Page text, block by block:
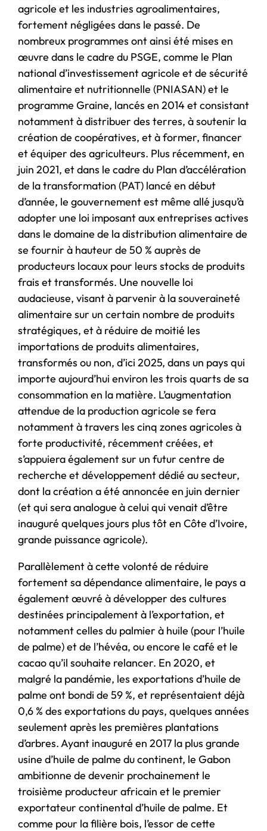
agricole et les industries agroalimentaires,
fortement négligées dans le passé. De
nombreux programmes ont ainsi été mises en
œuvre dans le cadre du PSGE, comme le Plan
national d’investissement agricole et de sécurité
alimentaire et nutritionnelle (PNIASAN) et le
programme Graine, lancés en 2014 et consistant
notamment à distribuer des terres, à soutenir la
création de coopératives, et à former, financer
et équiper des agriculteurs. Plus récemment, en
juin 2021, et dans le cadre du Plan d’accélération
de la transformation (PAT) lancé en début
d’année, le gouvernement est même allé jusqu’à
adopter une loi imposant aux entreprises actives
dans le domaine de la distribution alimentaire de
se fournir à hauteur de 50 % auprès de
producteurs locaux pour leurs stocks de produits
frais et transformés. Une nouvelle loi
audacieuse, visant à parvenir à la souveraineté
alimentaire sur un certain nombre de produits
stratégiques, et à réduire de moitié les
importations de produits alimentaires,
transformés ou non, d’ici 2025, dans un pays qui
importe aujourd’hui environ les trois quarts de sa
consommation en la matière. L’augmentation
attendue de la production agricole se fera
notamment à travers les cinq zones agricoles à
forte productivité, récemment créées, et
s’appuiera également sur un futur centre de
recherche et développement dédié au secteur,
dont la création a été annoncée en juin dernier
(et qui sera analogue à celui qui venait d’être
inauguré quelques jours plus tôt en Côte d’Ivoire,
grande puissance agricole).
Parallèlement à cette volonté de réduire
fortement sa dépendance alimentaire, le pays a
également œuvré à développer des cultures
destinées principalement à l’exportation, et
notamment celles du palmier à huile (pour l’huile
de palme) et de l’hévéa, ou encore le café et le
cacao qu’il souhaite relancer. En 2020, et
malgré la pandémie, les exportations d’huile de
palme ont bondi de 59 %, et représentaient déjà
0,6 % des exportations du pays, quelques années
seulement après les premières plantations
d’arbres. Ayant inauguré en 2017 la plus grande
usine d’huile de palme du continent, le Gabon
ambitionne de devenir prochainement le
troisième producteur africain et le premier
exportateur continental d’huile de palme. Et
comme pour la filière bois, l’essor de cette